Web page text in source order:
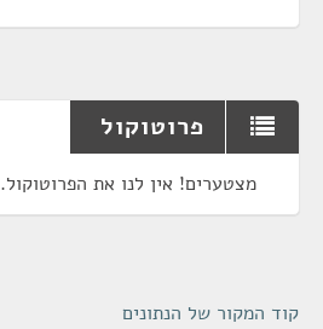
פרוטוקול
מצטערים! אין לנו את הפרוטוקול.
קוד המקור של הנתונים